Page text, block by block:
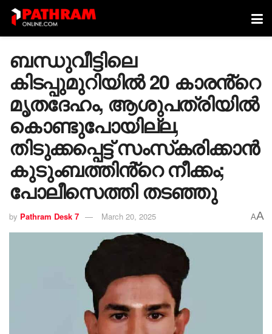
ബന്ധുവീട്ടിലെ
കിടപ്പുമുറിയിൽ 20 കാരൻ്റെ
മൃതദേഹം, ആശുപത്രിയില്‍
കൊണ്ടുപോയില്ല,
തിടുക്കപ്പെട്ട് സംസ്‌കരിക്കാൻ
കുടുംബത്തിൻ്റെ നീക്കം;
പോലീസെത്തി തട‌ഞ്ഞു
by Pathram Desk 7 March 20, 2025 AA